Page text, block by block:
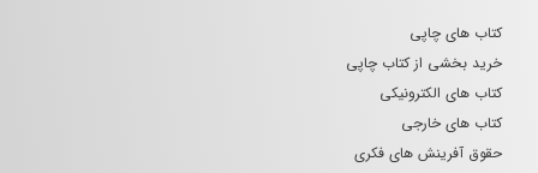
کتاب های چاپی
خرید بخشی از کتاب چاپی
کتاب های الکترونیکی
کتاب های خارجی
حقوق آفرینش های فکری